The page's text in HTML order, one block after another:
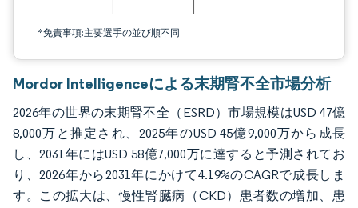
*免責事項:主要選手の並び順不同
Mordor Intelligenceによる末期腎不全市場分析
2026年の世界の末期腎不全（ESRD）市場規模はUSD 47億
8,000万と推定され、2025年のUSD 45億9,000万から成長
し、2031年にはUSD 58億7,000万に達すると予測されてお
り、2026年から2031年にかけて4.19%のCAGRで成長しま
す。この拡大は、慢性腎臓病（CKD）患者数の増加、患